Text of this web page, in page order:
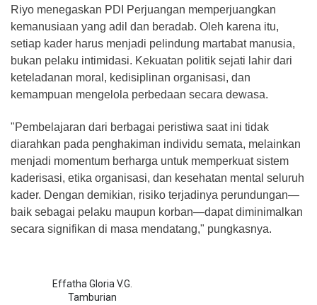
Riyo menegaskan PDI Perjuangan memperjuangkan
kemanusiaan yang adil dan beradab. Oleh karena itu,
setiap kader harus menjadi pelindung martabat manusia,
bukan pelaku intimidasi. Kekuatan politik sejati lahir dari
keteladanan moral, kedisiplinan organisasi, dan
kemampuan mengelola perbedaan secara dewasa.
"Pembelajaran dari berbagai peristiwa saat ini tidak
diarahkan pada penghakiman individu semata, melainkan
menjadi momentum berharga untuk memperkuat sistem
kaderisasi, etika organisasi, dan kesehatan mental seluruh
kader. Dengan demikian, risiko terjadinya perundungan—
baik sebagai pelaku maupun korban—dapat diminimalkan
secara signifikan di masa mendatang," pungkasnya.
Effatha Gloria V.G.
Tamburian